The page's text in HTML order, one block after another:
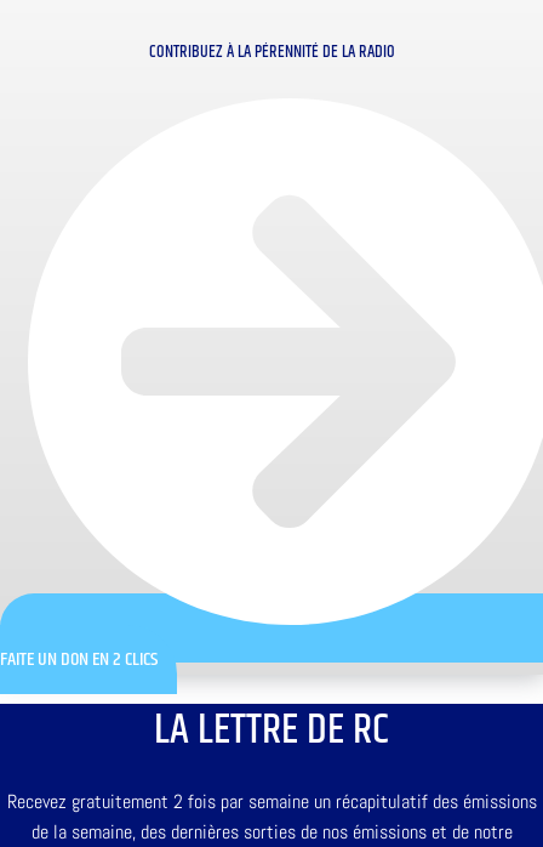
CONTRIBUEZ À LA PÉRENNITÉ DE LA RADIO
FAITE UN DON EN 2 CLICS
LA LETTRE DE RC
Recevez gratuitement 2 fois par semaine un récapitulatif des émissions
de la semaine, des dernières sorties de nos émissions et de notre